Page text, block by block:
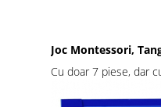
Joc Montessori,
Cu doar 7 piese, dar